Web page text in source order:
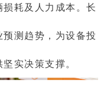
耗及人力成本。长
测趋势，为设备投
实决策支撑。